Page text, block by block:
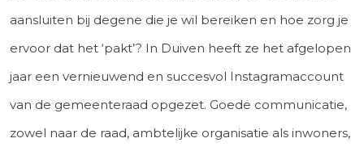
aansluiten bij degene die je wil bereiken en hoe zorg je
ervoor dat het ‘pakt’? In Duiven heeft ze het afgelopen
jaar een vernieuwend en succesvol Instagramaccount
van de gemeenteraad opgezet. Goede communicatie,
zowel naar de raad, ambtelijke organisatie als inwoners,